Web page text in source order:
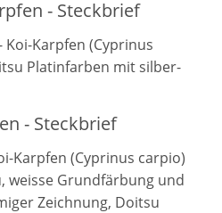
- Steckbrief
Karpfen (Cyprinus
Platinfarben mit silber-
- Steckbrief
Karpfen (Cyprinus carpio)
weisse Grundfärbung und
Zeichnung, Doitsu